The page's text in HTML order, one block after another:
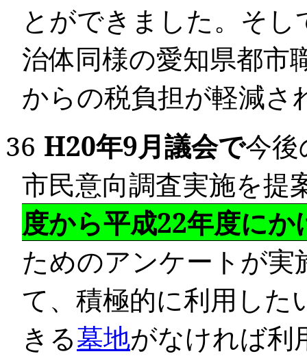
とができました。そし
治体同様の愛知県都市
からの税負担が軽減さ
36 H20年9月議会で今
市民意向調査実施を提
度から平成22年度にか
ためのアンケートが
て、積極的に利用した
きる墓地がなければ利